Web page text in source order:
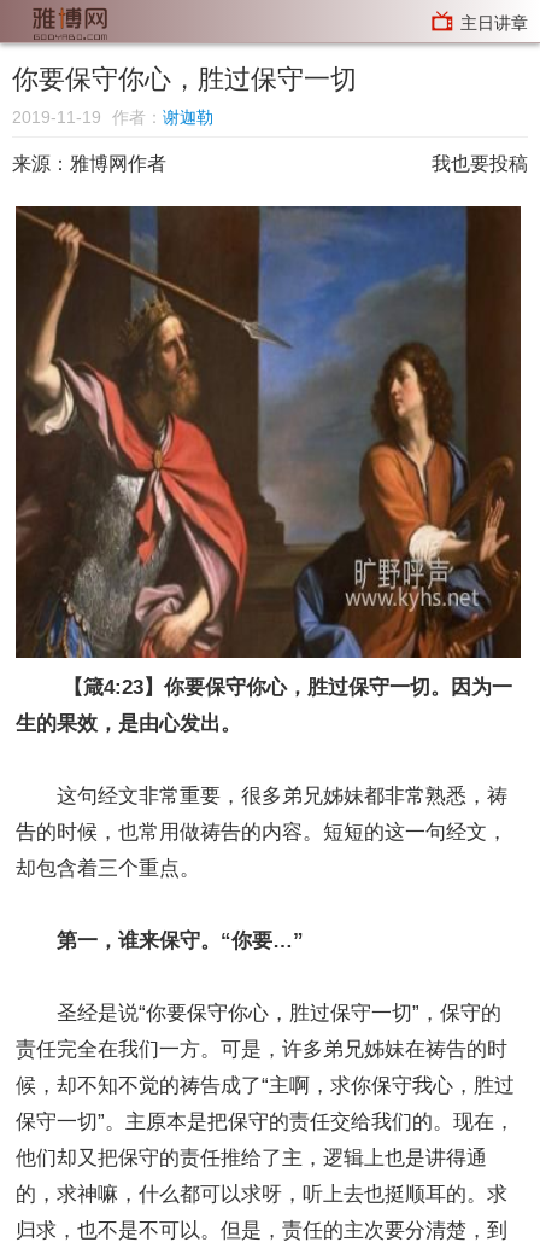
主日讲章
你要保守你心，胜过保守一切
2019-11-19 作者： 谢迦勒
来源： 雅博网作者 我也要投稿
【箴4:23】你要保守你心，胜过保守一切。因为一
生的果效，是由心发出。
这句经文非常重要，很多弟兄姊妹都非常熟悉，祷
告的时候，也常用做祷告的内容。短短的这一句经文，
却包含着三个重点。
第一，谁来保守。“你要…”
圣经是说“你要保守你心，胜过保守一切”，保守的
责任完全在我们一方。可是，许多弟兄姊妹在祷告的时
候，却不知不觉的祷告成了“主啊，求你保守我心，胜过
保守一切”。主原本是把保守的责任交给我们的。现在，
他们却又把保守的责任推给了主，逻辑上也是讲得通
的，求神嘛，什么都可以求呀，听上去也挺顺耳的。求
归求，也不是不可以。但是，责任的主次要分清楚，到